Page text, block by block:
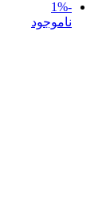
-1%
ناموجود